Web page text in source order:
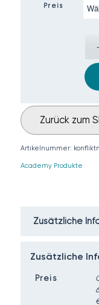
Preis
Zurück zum
Artikelnummer:
Academy Produkte
Zusätzliche
Zusätzliche
Preis